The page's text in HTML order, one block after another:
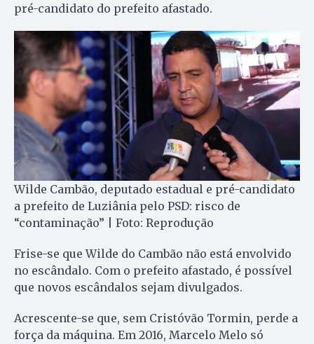
pré-candidato do prefeito afastado.
Wilde Cambão, deputado estadual e pré-candidato
a prefeito de Luziânia pelo PSD: risco de
“contaminação” | Foto: Reprodução
Frise-se que Wilde do Cambão não está envolvido
no escândalo. Com o prefeito afastado, é possível
que novos escândalos sejam divulgados.
Acrescente-se que, sem Cristóvão Tormin, perde a
força da máquina. Em 2016, Marcelo Melo só